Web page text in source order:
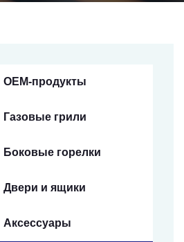
OEM-продукты
Газовые грили
Боковые горелки
Двери и ящики
Аксессуары